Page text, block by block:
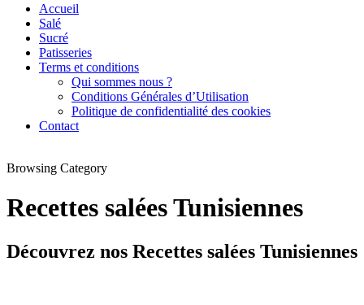
Accueil
Salé
Sucré
Patisseries
Terms et conditions
Qui sommes nous ?
Conditions Générales d’Utilisation
Politique de confidentialité des cookies
Contact
Browsing Category
Recettes salées Tunisiennes
Découvrez nos Recettes salées Tunisiennes